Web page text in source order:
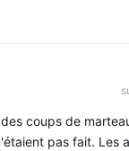
coups de
pas fait. Les